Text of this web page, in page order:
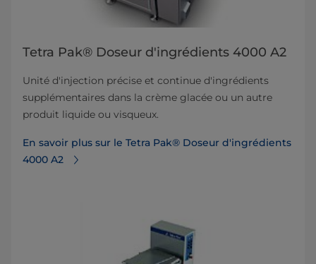
Tetra Pak® Doseur d'ingrédients 4000 A2
Unité d'injection précise et continue d'ingrédients
supplémentaires dans la crème glacée ou un autre
produit liquide ou visqueux.
En savoir plus sur le Tetra Pak® Doseur d'ingrédients
4000 A2